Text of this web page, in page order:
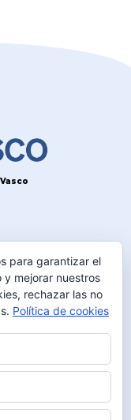
para garantizar el
y mejorar nuestros
rechazar las no
Política de cookies